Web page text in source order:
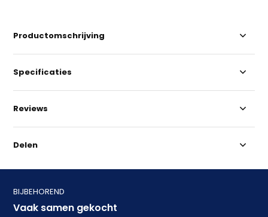
Productomschrijving
Specificaties
Reviews
Delen
BIJBEHOREND
Vaak samen gekocht